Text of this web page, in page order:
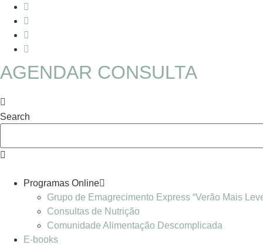
Skip
content
AGENDAR CONSULTA
Search
Programas Online
Grupo de Emagrecimento Express “Verão Mais
Consultas de Nutrição
Comunidade Alimentação Descomplicada
E-books